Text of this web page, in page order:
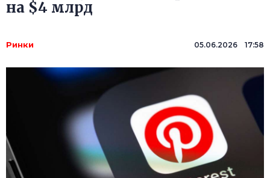
на $4 млрд
Ринки 05.06.2026 17:58